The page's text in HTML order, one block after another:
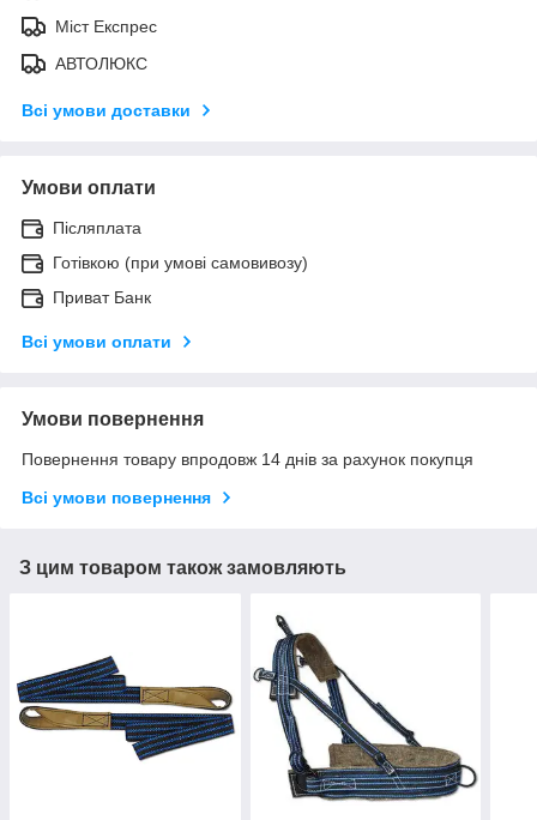
Міст Експрес
АВТОЛЮКС
Всі умови доставки
Умови оплати
Післяплата
Готівкою (при умові самовивозу)
Приват Банк
Всі умови оплати
Умови повернення
Повернення товару впродовж 14 днів за рахунок покупця
Всі умови повернення
З цим товаром також замовляють